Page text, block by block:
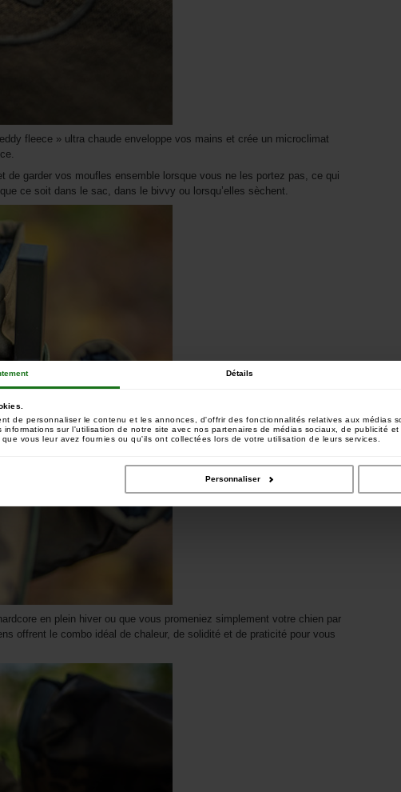
Détails
de personnaliser le contenu et les annonces, d'offrir des fonctionnalités relatives aux médias
informations sur l'utilisation de notre site avec nos partenaires de médias sociaux, de publicité
vous leur avez fournies ou qu'ils ont collectées lors de votre utilisation de leurs services.
Personnaliser
fleece » ultra chaude enveloppe vos mains et crée un microclimat
de garder vos moufles ensemble lorsque vous ne les portez pas, ce qui
ce soit dans le sac, dans le bivvy ou lorsqu’elles sèchent.
en plein hiver ou que vous promeniez simplement votre chien par
offrent le combo idéal de chaleur, de solidité et de praticité pour vous